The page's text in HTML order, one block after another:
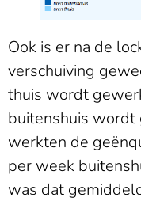
Ook is er na de
verschuiving
thuis wordt
buitenshuis
werkten de
per week
was dat